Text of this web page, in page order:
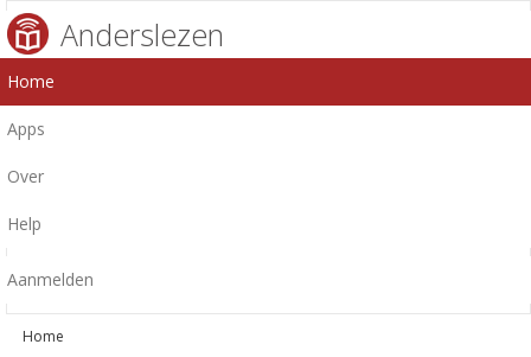
Anderslezen
Home
Apps
Over
Help
Aanmelden
Home